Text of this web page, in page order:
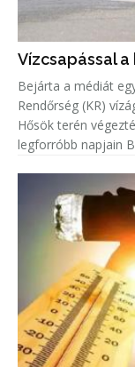
Vízcsapással
Bejárta a médiát
Rendőrség (KR)
Hősök terén
legforróbb napjain